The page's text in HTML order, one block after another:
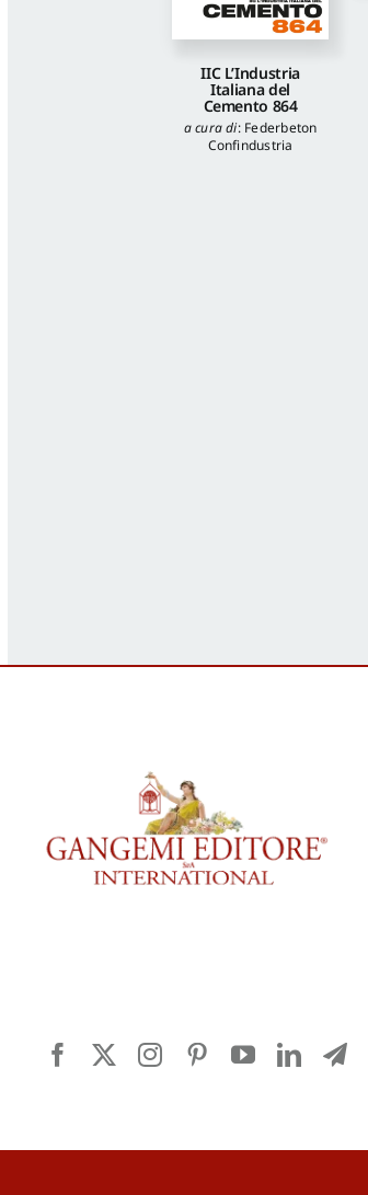
IIC L’Industria
Italiana del
Cemento 864
a cura di: Federbeton
Confindustria